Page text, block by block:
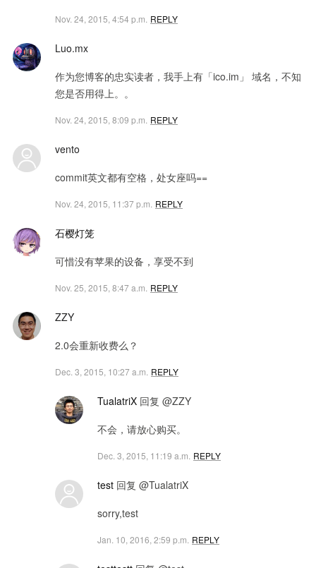
Nov. 24, 2015, 4:54 p.m. REPLY
Luo.mx
作为您博客的忠实读者，我手上有「ico.im」 域名，不知
您是否用得上。。
Nov. 24, 2015, 8:09 p.m. REPLY
vento
commit英文都有空格，处女座吗==
Nov. 24, 2015, 11:37 p.m. REPLY
石樱灯笼
可惜没有苹果的设备，享受不到
Nov. 25, 2015, 8:47 a.m. REPLY
ZZY
2.0会重新收费么？
Dec. 3, 2015, 10:27 a.m. REPLY
TualatriX 回复 @ZZY
不会，请放心购买。
Dec. 3, 2015, 11:19 a.m. REPLY
test 回复 @TualatriX
sorry,test
Jan. 10, 2016, 2:59 p.m. REPLY